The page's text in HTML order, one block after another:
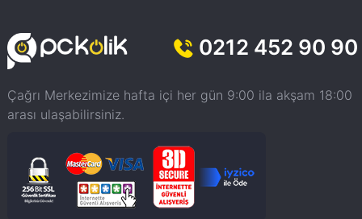
0212 452 90 90
Çağrı Merkezimize hafta içi her gün 9:00 ila akşam 18:00
arası ulaşabilirsiniz.